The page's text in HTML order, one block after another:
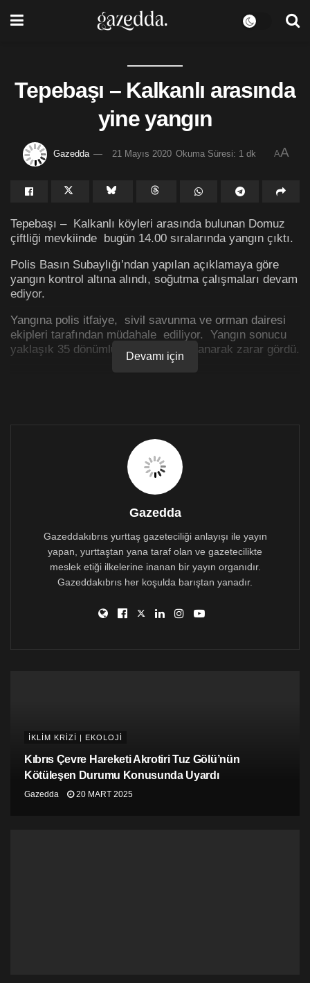
Tepebaşı – Kalkanlı arasında
yine yangın
Gazedda 21 Mayıs 2020 Okuma Süresi: 1 dk AA
Tepebaşı – Kalkanlı köyleri arasında bulunan Domuz
çiftliği mevkiinde bugün 14.00 sıralarında yangın çıktı.
Polis Basın Subaylığı’ndan yapılan açıklamaya göre
yangın kontrol altına alındı, soğutma çalışmaları devam
ediyor.
Yangına polis itfaiye, sivil savunma ve orman dairesi
ekipleri tarafından müdahale ediliyor. Yangın sonucu
yaklaşık 35 dönümlük makilik alan yanarak zarar gördü.
Devamı için
Gazedda
Gazeddakıbrıs yurttaş gazeteciliği anlayışı ile yayın
yapan, yurttaştan yana taraf olan ve gazetecilikte
meslek etiği ilkelerine inanan bir yayın organıdır.
Gazeddakıbrıs her koşulda barıştan yanadır.
İKLİM KRİZİ | EKOLOJİ
Kıbrıs Çevre Hareketi Akrotiri Tuz Gölü’nün
Kötüleşen Durumu Konusunda Uyardı
Gazedda 20 MART 2025